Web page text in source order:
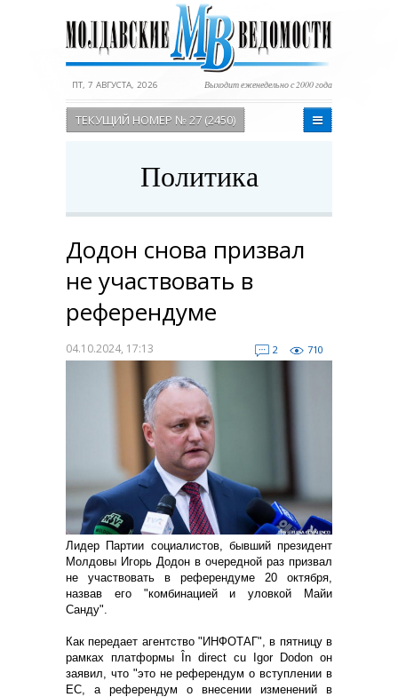
ПТ, 7 АВГУСТА, 2026 Выходит еженедельно с 2000 года
ТЕКУЩИЙ НОМЕР № 27 (2450)
Политика
Додон снова призвал
не участвовать в
референдуме
04.10.2024, 17:13 2 710
Лидер Партии социалистов, бывший президент
Молдовы Игорь Додон в очередной раз призвал
не участвовать в референдуме 20 октября,
назвав его "комбинацией и уловкой Майи
Санду".
Как передает агентство "ИНФОТАГ", в пятницу в
рамках платформы În direct cu Igor Dodon он
заявил, что "это не референдум о вступлении в
ЕС, а референдум о внесении изменений в